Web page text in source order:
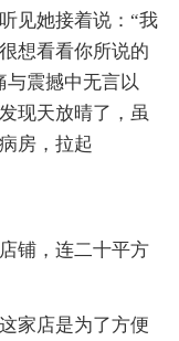
见她接着说：“我
想看看你所说的
与震撼中无言以
现天放晴了，虽
房，拉起
铺，连二十平方
家店是为了方便